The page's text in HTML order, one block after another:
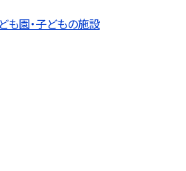
も園・子どもの施設